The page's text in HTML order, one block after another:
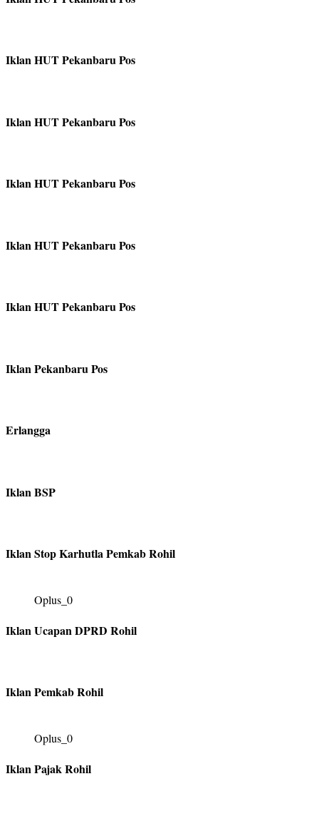
Iklan HUT Pekanbaru Pos
Iklan HUT Pekanbaru Pos
Iklan HUT Pekanbaru Pos
Iklan HUT Pekanbaru Pos
Iklan HUT Pekanbaru Pos
Iklan Pekanbaru Pos
Erlangga
Iklan BSP
Iklan Stop Karhutla Pemkab Rohil
Oplus_0
Iklan Ucapan DPRD Rohil
Iklan Pemkab Rohil
Oplus_0
Iklan Pajak Rohil